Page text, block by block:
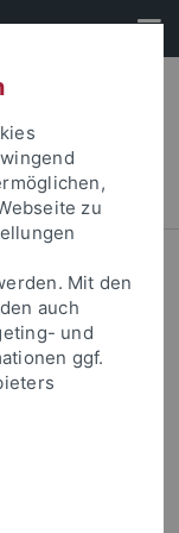
zu
Mit den
auch
und
ggf.